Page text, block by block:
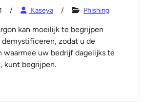
Kaseya Phishing
kan moeilijk te begrijpen
demystificeren, zodat u de
waarmee uw bedrijf dagelijks te
kunt begrijpen.